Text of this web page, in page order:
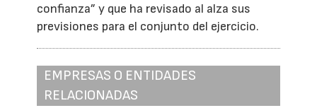
confianza” y que ha revisado al alza sus
previsiones para el conjunto del ejercicio.
EMPRESAS O ENTIDADES
RELACIONADAS